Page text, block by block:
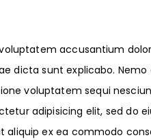
accusantium
dicta sunt explicabo.
voluptatem sequi
adipisicing elit, sed do
ex ea commodo